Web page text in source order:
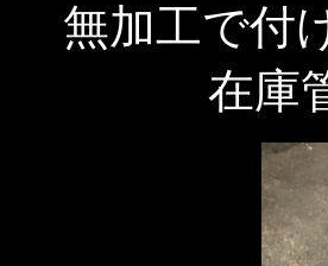
無加工で付
在庫